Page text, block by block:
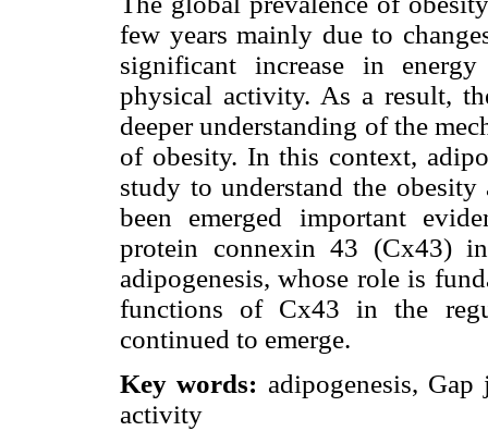
few years mainly due to
significant increase in
physical activity. As a result,
deeper understanding of the
of obesity. In this context,
study to understand the obesity
been emerged important
protein connexin 43 (Cx43)
adipogenesis, whose role is
functions of Cx43 in the
continued to emerge.
Key words: adipogenesis,
activity